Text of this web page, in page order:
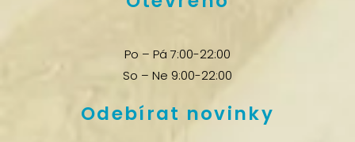
Po – Pá 7:00-22:00
So – Ne 9:00-22:00
Odebírat novinky